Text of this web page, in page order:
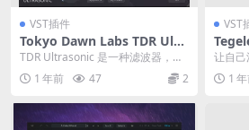
VST插件
Tokyo Dawn Labs TDR Ultr
asonic v1.0.2-MOCHA
TDR Ultrasonic 是一种滤波器，旨
在控制过采样录音、处理或播放链
中超...1 年前 47 2
VST
让自己
们令
1